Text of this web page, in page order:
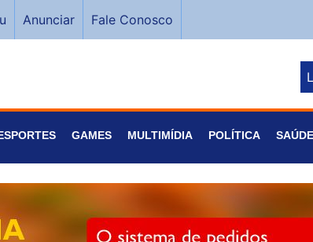
Anunciar Fale Conosco
GAMES MULTIMÍDIA POLÍTICA SAÚDE